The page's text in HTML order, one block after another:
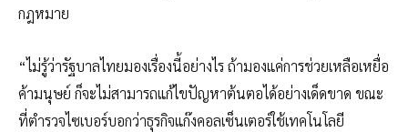
กฎหมาย
“ไม่รู้ว่ารัฐบาลไทยมองเรื่องนี้อย่างไร ถ้ามองแค่การช่วยเหลือเหยื่อ
ค้ามนุษย์ ก็จะไม่สามารถแก้ไขปัญหาต้นตอได้อย่างเด็ดขาด ขณะ
ที่ตำรวจไซเบอร์บอกว่าธุรกิจแก๊งคอลเซ็นเตอร์ใช้เทคโนโลยี